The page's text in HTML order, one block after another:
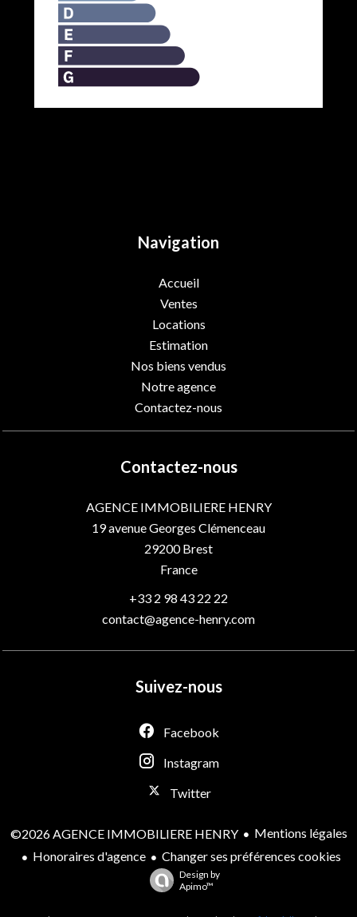
Navigation
Accueil
Ventes
Locations
Estimation
Nos biens vendus
Notre agence
Contactez-nous
Contactez-nous
AGENCE IMMOBILIERE HENRY
19 avenue Georges Clémenceau
29200Brest
France
+33 2 98 43 22 22
contact@agence-henry.com
Suivez-nous
Facebook
Instagram
Twitter
©2026 AGENCE IMMOBILIERE HENRY
Mentions légales
Honoraires d'agence
Changer ses préférences cookies
Design by
Apimo™